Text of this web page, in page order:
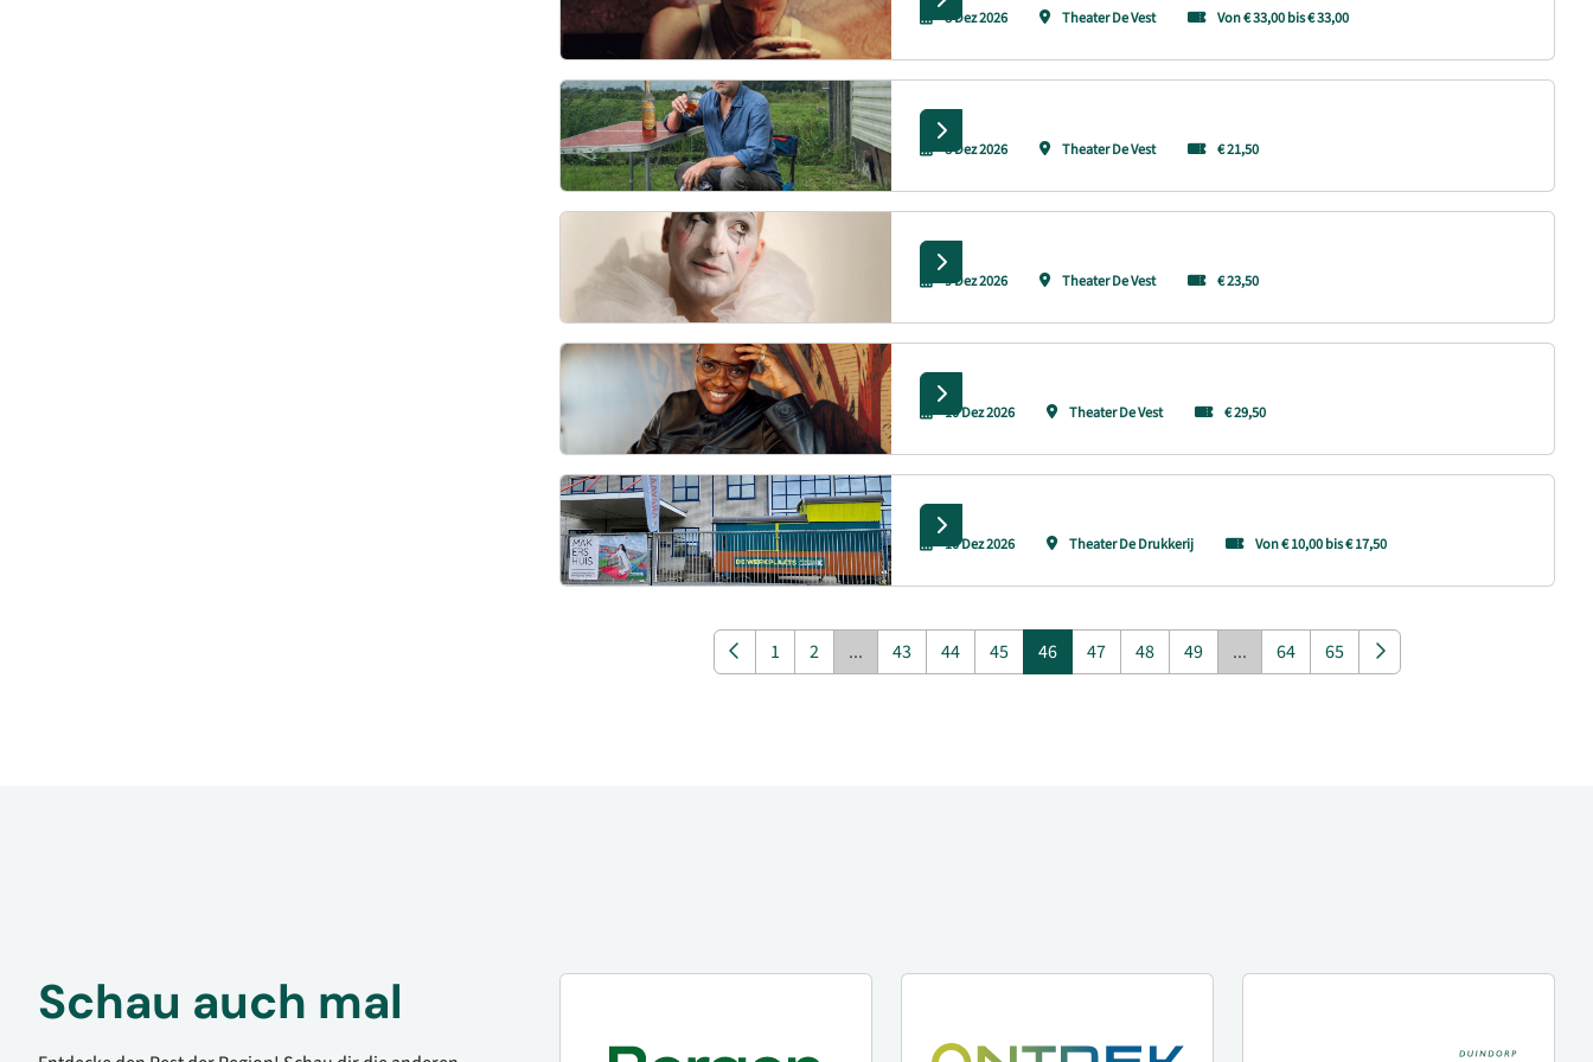
8 Dez 2026 Theater De Vest Von € 33,00 bis € 33,00
8 Dez 2026 Theater De Vest € 21,50
9 Dez 2026 Theater De Vest € 23,50
10 Dez 2026 Theater De Vest € 29,50
10 Dez 2026 Theater De Drukkerij Von € 10,00 bis € 17,50
1 2 ... 43 44 45 46 47 48 49 ... 64 65
Schau auch mal